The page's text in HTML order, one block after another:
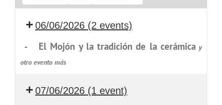
06/06/2026 (2 events)
- El Mojón y la tradición de la cerámicay
otro evento más
07/06/2026 (1 event)